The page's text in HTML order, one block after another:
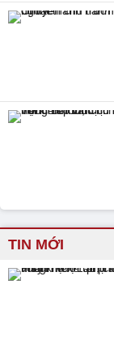
TIN MỚI